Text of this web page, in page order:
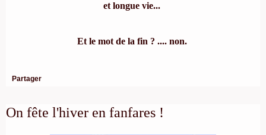
et longue vie...
Et le mot de la fin ? .... non.
Partager
On fête l'hiver en fanfares !